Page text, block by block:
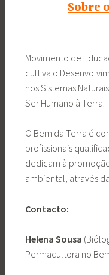
Sobre
Movimento de
cultiva o
nos Sistemas
Ser Humano à Terra.
O Bem da Terra é
profissionais
dedicam à
ambiental, através
Contacto:
Helena Sousa
Permacultora no